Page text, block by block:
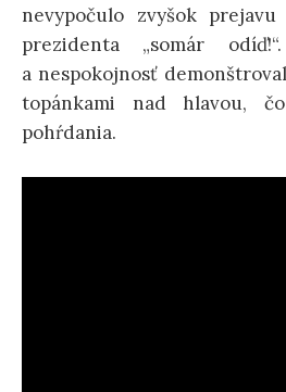
nevypočulo zvyšok
prezidenta „somár
a nespokojnosť
topánkami nad hlavou,
pohŕdania.